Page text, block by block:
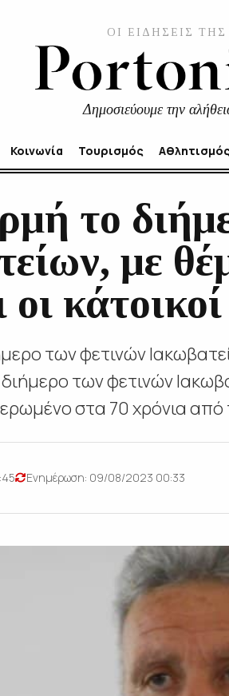
ΟΙ ΕΙΔΗΣΕΙΣ
Δημοσιεύουμε την
Κοινωνία Τουρισμός Αθλητισμός
το
με
οι
των φετινών
των φετινών
στα 70 χρόνια από
Ενημέρωση: 09/08/2023 00:33